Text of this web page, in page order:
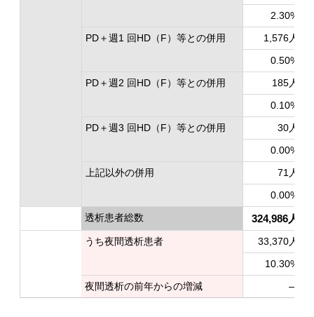
2.30%
PD＋週1 回HD（F）等との併用
1,576人
0.50%
PD＋週2 回HD（F）等との併用
185人
0.10%
PD＋週3 回HD（F）等との併用
30人
0.00%
上記以外の併用
71人
0.00%
透析患者総数
324,986人
うち夜間透析患者
33,370人
10.30%
夜間透析の前年からの増減
―